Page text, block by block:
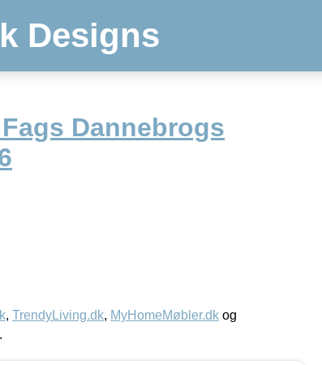
Designs
Dannebrogs
, TrendyLiving.dk, MyHomeMøbler.dk og